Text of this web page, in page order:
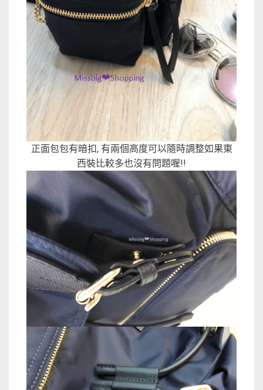
正面包包有暗扣, 有兩個高度可以隨時調整如果東
西裝比較多也沒有問題喔!!